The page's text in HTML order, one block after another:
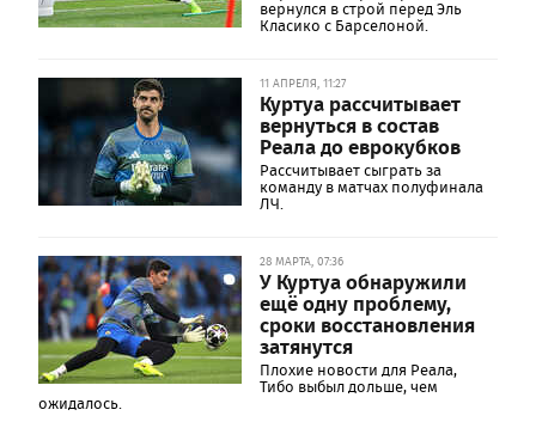
вернулся в строй перед Эль
Класико с Барселоной.
11 АПРЕЛЯ, 11:27
Куртуа рассчитывает
вернуться в состав
Реала до еврокубков
Рассчитывает сыграть за
команду в матчах полуфинала
ЛЧ.
28 МАРТА, 07:36
У Куртуа обнаружили
ещё одну проблему,
сроки восстановления
затянутся
Плохие новости для Реала,
Тибо выбыл дольше, чем
ожидалось.